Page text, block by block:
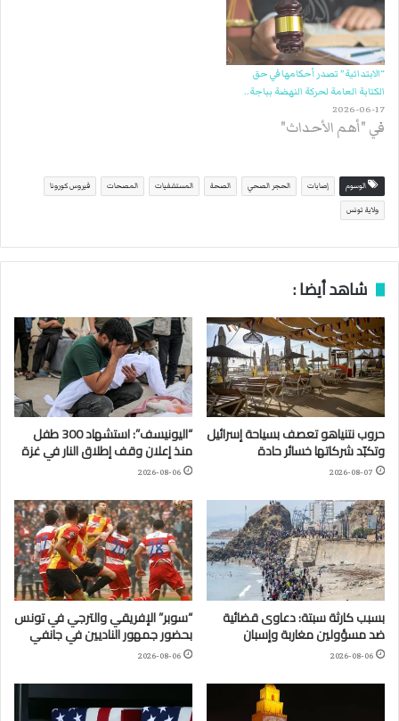
“الابتدائية” تصدر أحكامها في حق
الكتابة العامة لحركة النهضة بباجة..
2026-06-17
في "أهم الأحداث"
الوسوم إصابات الحجر الصحي الصحة المستشفيات المصحات فيروس كورونا
ولاية تونس
شاهد أيضا :
حروب نتنياهو تعصف بسياحة إسرائيل
وتكبّد شركاتها خسائر حادة
2026-08-07
“اليونيسف”: استشهاد 300 طفل
منذ إعلان وقف إطلاق النار في غزة
2026-08-06
بسبب كارثة سبتة: دعاوى قضائية
ضد مسؤولين مغاربة وإسبان
2026-08-06
“سوبر” الإفريقي والترجي في تونس
بحضور جمهور الناديين في جانفي
2026-08-06